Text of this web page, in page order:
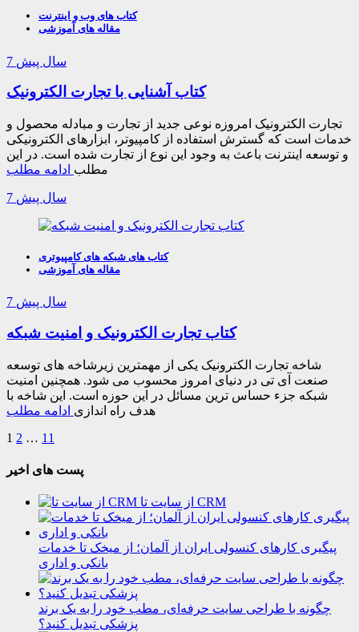
کتاب های وب و اینترنت
مقاله های آموزشی
7 سال پیش
کتاب آشنایی با تجارت الکترونیک
تجارت الکترونیک امروزه نوعی جدید از تجارت و مبادله محصول و
خدمات است که گسترش استفاده از کامپیوتر، ابزارهای الکترونیکی
و توسعه اینترنت باعث به وجود این نوع از تجارت شده است. در این
مطلب ادامه مطلب
7 سال پیش
کتاب های شبکه های کامپیوتری
مقاله های آموزشی
7 سال پیش
کتاب تجارت الکترونیک و امنیت شبکه
شاخه تجارت الکترونیک یکی از مهمترین زیرشاخه های توسعه
صنعت آی تی در دنیای امروز محسوب می شود. همچنین امنیت
شبکه جزء حساس ترین مسائل در این حوزه است. این شاخه با
هدف راه اندازی ادامه مطلب
1 2 … 11
پست های اخیر
از سایت تا CRM
پیگیری کارهای کنسولی ایران از آلمان؛ از میخک تا خدمات
بانکی و اداری
چگونه با طراحی سایت حرفه‌ای، مطب خود را به یک برند
پزشکی تبدیل کنید؟